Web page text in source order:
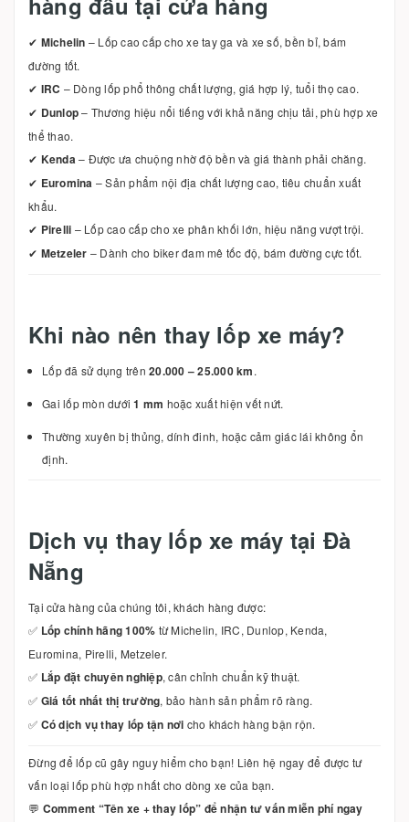
✔ Michelin – Lốp cao cấp cho xe tay ga và xe số, bền bỉ, bám
đường tốt.
✔ IRC – Dòng lốp phổ thông chất lượng, giá hợp lý, tuổi thọ cao.
✔ Dunlop– Thương hiệu nổi tiếng với khả năng chịu tải, phù hợp xe
thể thao.
✔ Kenda– Được ưa chuộng nhờ độ bền và giá thành phải chăng.
✔ Euromina – Sản phẩm nội địa chất lượng cao, tiêu chuẩn xuất
khẩu.
✔ Pirelli – Lốp cao cấp cho xe phân khối lớn, hiệu năng vượt trội.
✔ Metzeler – Dành cho biker đam mê tốc độ, bám đường cực tốt.
Khi nào nên thay lốp xe máy?
Lốp đã sử dụng trên 20.000 – 25.000 km.
Gai lốp mòn dưới1 mm hoặc xuất hiện vết nứt.
Thường xuyên bị thủng, dính đinh, hoặc cảm giác lái không ổn
định.
Dịch vụ thay lốp xe máy tại Đà
Nẵng
Tại cửa hàng của chúng tôi, khách hàng được:
✅ Lốp chính hãng 100% từ Michelin, IRC, Dunlop, Kenda,
Euromina, Pirelli, Metzeler.
✅ Lắp đặt chuyên nghiệp, cân chỉnh chuẩn kỹ thuật.
✅ Giá tốt nhất thị trường, bảo hành sản phẩm rõ ràng.
✅ Có dịch vụ thay lốp tận nơi cho khách hàng bận rộn.
Đừng để lốp cũ gây nguy hiểm cho bạn! Liên hệ ngay để được tư
vấn loại lốp phù hợp nhất cho dòng xe của bạn.
💬 Comment “Tên xe + thay lốp” để nhận tư vấn miễn phí ngay